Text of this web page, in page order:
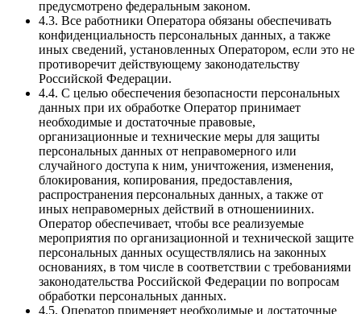
предусмотрено федеральным законом.
4.3. Все работники Оператора обязаны обеспечивать
конфиденциальность персональных данных, а также
иных сведений, установленных Оператором, если это не
противоречит действующему законодательству
Российской Федерации.
4.4. С целью обеспечения безопасности персональных
данных при их обработке Оператор принимает
необходимые и достаточные правовые,
организационные и технические меры для защиты
персональных данных от неправомерного или
случайного доступа к ним, уничтожения, изменения,
блокирования, копирования, предоставления,
распространения персональных данных, а также от
иных неправомерных действий в отношенииних.
Оператор обеспечивает, чтобы все реализуемые
мероприятия по организационной и технической защите
персональных данных осуществлялись на законных
основаниях, в том числе в соответствии с требованиями
законодательства Российской Федерации по вопросам
обработки персональных данных.
4.5. Оператор применяет необходимые и достаточные